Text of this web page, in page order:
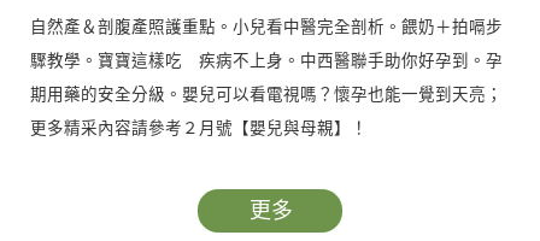
自然產＆剖腹產照護重點。小兒看中醫完全剖析。餵奶＋拍嗝步
驟教學。寶寶這樣吃 疾病不上身。中西醫聯手助你好孕到。孕
期用藥的安全分級。嬰兒可以看電視嗎？懷孕也能一覺到天亮；
更多精采內容請參考２月號【嬰兒與母親】！
更多